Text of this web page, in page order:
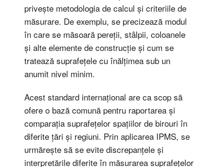
privește metodologia de calcul și criteriile de
măsurare. De exemplu, se precizează modul
în care se măsoară pereții, stâlpii, coloanele
și alte elemente de construcție și cum se
tratează suprafețele cu înălțimea sub un
anumit nivel minim.
Acest standard internațional are ca scop să
ofere o bază comună pentru raportarea și
comparația suprafețelor spațiilor de birouri în
diferite țări și regiuni. Prin aplicarea IPMS, se
urmărește să se evite discrepanțele și
interpretările diferite în măsurarea suprafețelor